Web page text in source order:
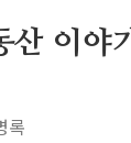
산 이야기
록